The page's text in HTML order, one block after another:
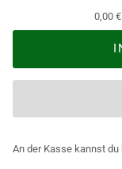
besonders
Deckkraft und
- Schminke nach
ohne
0,00
An der Kasse kannst